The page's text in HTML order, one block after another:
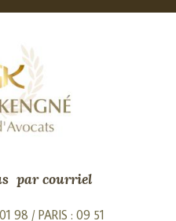
par courriel
98 / PARIS : 09 51